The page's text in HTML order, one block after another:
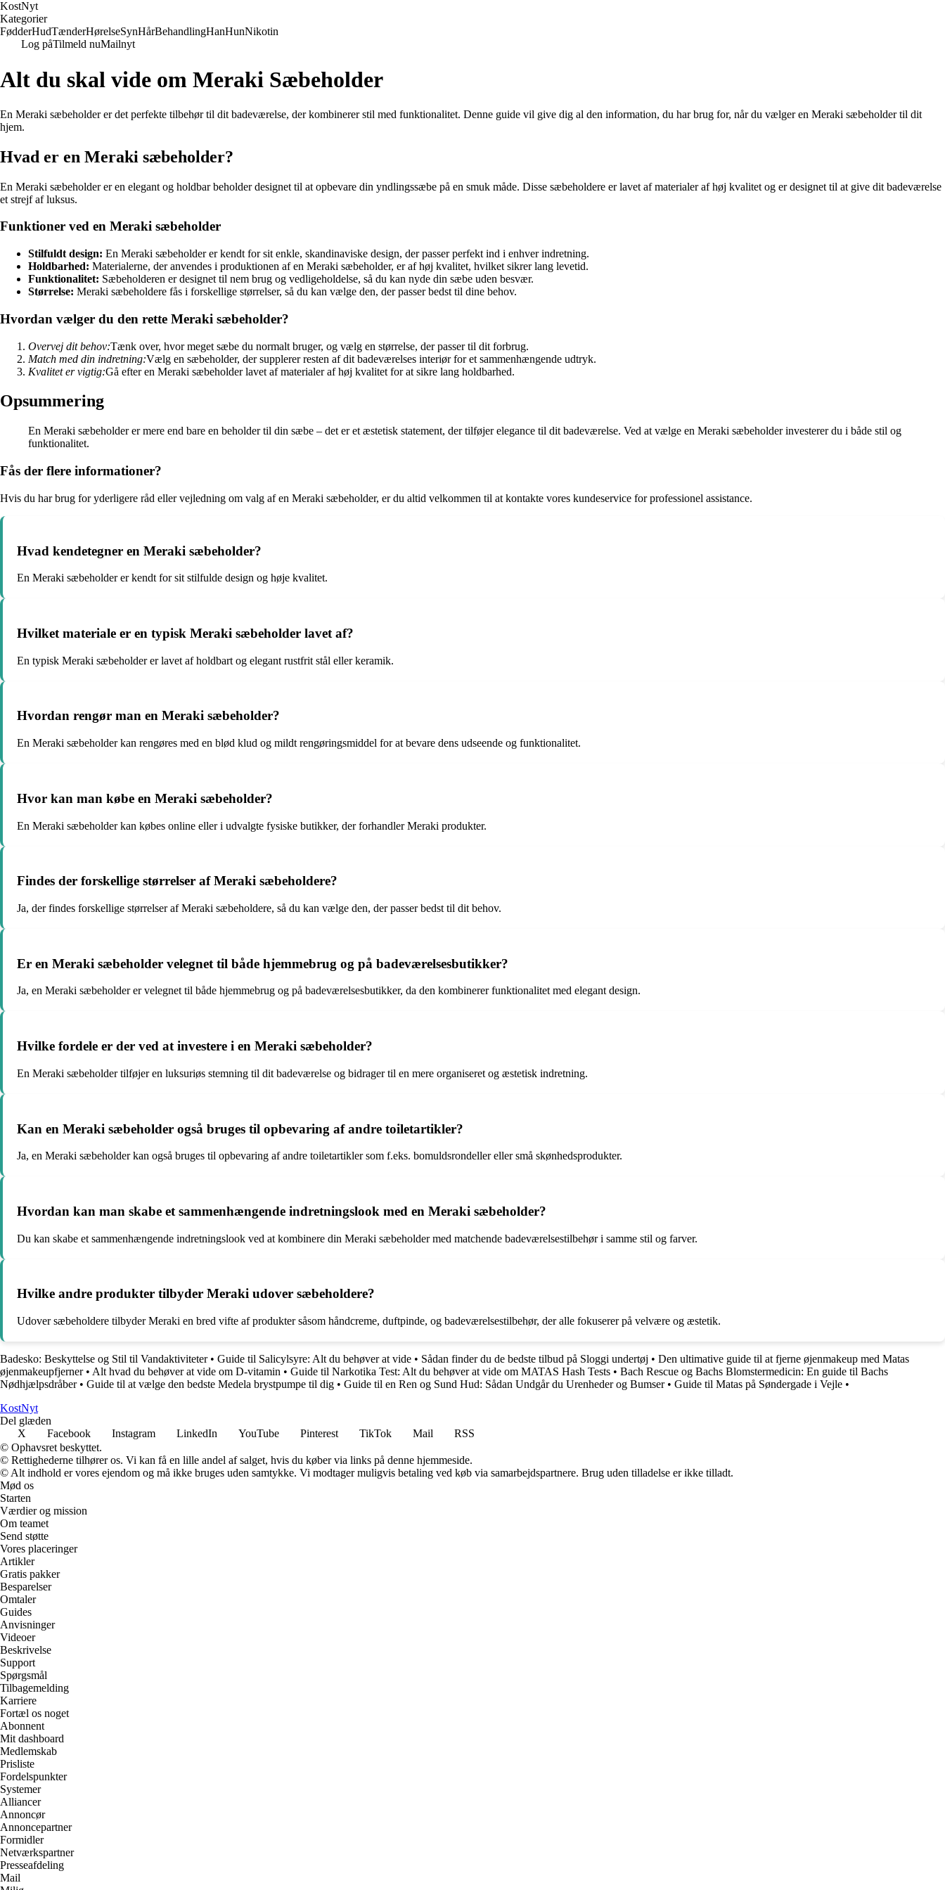
KostNyt
Kategorier
FødderHudTænderHørelseSynHårBehandlingHanHunNikotin
Log påTilmeld nuMailnyt
Alt du skal vide om Meraki Sæbeholder
En Meraki sæbeholder er det perfekte tilbehør til dit badeværelse, der kombinerer stil med funktionalitet. Denne guide vil give dig al den information, du har brug for, når du vælger en Meraki sæbeholder til dit
hjem.
Hvad er en Meraki sæbeholder?
En Meraki sæbeholder er en elegant og holdbar beholder designet til at opbevare din yndlingssæbe på en smuk måde. Disse sæbeholdere er lavet af materialer af høj kvalitet og er designet til at give dit badeværelse
et strejf af luksus.
Funktioner ved en Meraki sæbeholder
Stilfuldt design: En Meraki sæbeholder er kendt for sit enkle, skandinaviske design, der passer perfekt ind i enhver indretning.
Holdbarhed: Materialerne, der anvendes i produktionen af en Meraki sæbeholder, er af høj kvalitet, hvilket sikrer lang levetid.
Funktionalitet: Sæbeholderen er designet til nem brug og vedligeholdelse, så du kan nyde din sæbe uden besvær.
Størrelse: Meraki sæbeholdere fås i forskellige størrelser, så du kan vælge den, der passer bedst til dine behov.
Hvordan vælger du den rette Meraki sæbeholder?
Overvej dit behov:Tænk over, hvor meget sæbe du normalt bruger, og vælg en størrelse, der passer til dit forbrug.
Match med din indretning:Vælg en sæbeholder, der supplerer resten af dit badeværelses interiør for et sammenhængende udtryk.
Kvalitet er vigtig:Gå efter en Meraki sæbeholder lavet af materialer af høj kvalitet for at sikre lang holdbarhed.
Opsummering
En Meraki sæbeholder er mere end bare en beholder til din sæbe – det er et æstetisk statement, der tilføjer elegance til dit badeværelse. Ved at vælge en Meraki sæbeholder investerer du i både stil og
funktionalitet.
Fås der flere informationer?
Hvis du har brug for yderligere råd eller vejledning om valg af en Meraki sæbeholder, er du altid velkommen til at kontakte vores kundeservice for professionel assistance.
Hvad kendetegner en Meraki sæbeholder?
En Meraki sæbeholder er kendt for sit stilfulde design og høje kvalitet.
Hvilket materiale er en typisk Meraki sæbeholder lavet af?
En typisk Meraki sæbeholder er lavet af holdbart og elegant rustfrit stål eller keramik.
Hvordan rengør man en Meraki sæbeholder?
En Meraki sæbeholder kan rengøres med en blød klud og mildt rengøringsmiddel for at bevare dens udseende og funktionalitet.
Hvor kan man købe en Meraki sæbeholder?
En Meraki sæbeholder kan købes online eller i udvalgte fysiske butikker, der forhandler Meraki produkter.
Findes der forskellige størrelser af Meraki sæbeholdere?
Ja, der findes forskellige størrelser af Meraki sæbeholdere, så du kan vælge den, der passer bedst til dit behov.
Er en Meraki sæbeholder velegnet til både hjemmebrug og på badeværelsesbutikker?
Ja, en Meraki sæbeholder er velegnet til både hjemmebrug og på badeværelsesbutikker, da den kombinerer funktionalitet med elegant design.
Hvilke fordele er der ved at investere i en Meraki sæbeholder?
En Meraki sæbeholder tilføjer en luksuriøs stemning til dit badeværelse og bidrager til en mere organiseret og æstetisk indretning.
Kan en Meraki sæbeholder også bruges til opbevaring af andre toiletartikler?
Ja, en Meraki sæbeholder kan også bruges til opbevaring af andre toiletartikler som f.eks. bomuldsrondeller eller små skønhedsprodukter.
Hvordan kan man skabe et sammenhængende indretningslook med en Meraki sæbeholder?
Du kan skabe et sammenhængende indretningslook ved at kombinere din Meraki sæbeholder med matchende badeværelsestilbehør i samme stil og farver.
Hvilke andre produkter tilbyder Meraki udover sæbeholdere?
Udover sæbeholdere tilbyder Meraki en bred vifte af produkter såsom håndcreme, duftpinde, og badeværelsestilbehør, der alle fokuserer på velvære og æstetik.
Badesko: Beskyttelse og Stil til Vandaktiviteter• Guide til Salicylsyre: Alt du behøver at vide • Sådan finder du de bedste tilbud på Sloggi undertøj • Den ultimative guide til at fjerne øjenmakeup med Matas
øjenmakeupfjerner• Alt hvad du behøver at vide om D-vitamin • Guide til Narkotika Test: Alt du behøver at vide om MATAS Hash Tests • Bach Rescue og Bachs Blomstermedicin: En guide til Bachs
Nødhjælpsdråber• Guide til at vælge den bedste Medela brystpumpe til dig • Guide til en Ren og Sund Hud: Sådan Undgår du Urenheder og Bumser• Guide til Matas på Søndergade i Vejle •
KostNyt
Del glæden
X
Facebook Instagram LinkedIn YouTube Pinterest TikTok Mail
RSS
© Ophavsret beskyttet.
© Rettighederne tilhører os. Vi kan få en lille andel af salget, hvis du køber via links på denne hjemmeside.
© Alt indhold er vores ejendom og må ikke bruges uden samtykke. Vi modtager muligvis betaling ved køb via samarbejdspartnere. Brug uden tilladelse er ikke tilladt.
Mød os
Starten
Værdier og mission
Om teamet
Send støtte
Vores placeringer
Artikler
Gratis pakker
Besparelser
Omtaler
Guides
Anvisninger
Videoer
Beskrivelse
Support
Spørgsmål
Tilbagemelding
Karriere
Fortæl os noget
Abonnent
Mit dashboard
Medlemskab
Prisliste
Fordelspunkter
Systemer
Alliancer
Annoncør
Annoncepartner
Formidler
Netværkspartner
Presseafdeling
Mail